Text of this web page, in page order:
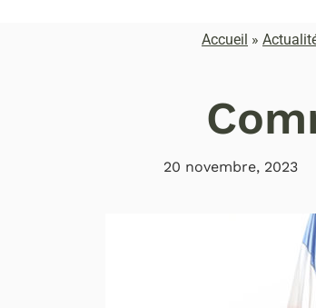
Accueil »
20 novembre, 2023